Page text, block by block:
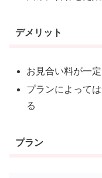
デメリット
お見合い料が一
プランによって
る
プラン